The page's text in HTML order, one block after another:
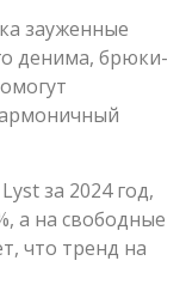
зауженные
денима, брюки-
за 2024 год,
а на свободные
что тренд на